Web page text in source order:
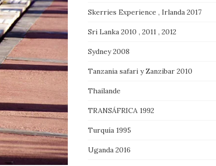
Skerries Experience , Irlanda 2017
Sri Lanka 2010 , 2011 , 2012
Sydney 2008
Tanzania safari y Zanzibar 2010
Thailande
TRANSÁFRICA 1992
Turquía 1995
Uganda 2016